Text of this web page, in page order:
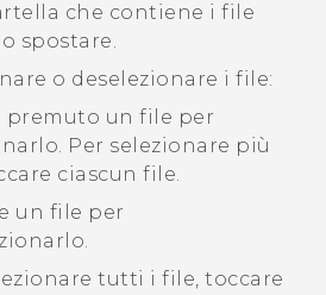
che contiene i file
spostare.
o deselezionare i file:
premuto un file per
Per selezionare più
ciascun file.
un file per
tutti i file, toccare